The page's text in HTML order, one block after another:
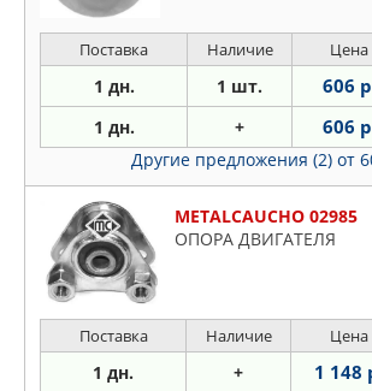
Поставка Наличие Цена
1 дн. 1 шт. 606
1 дн. + 606
Другие предложения (2) от
METALCAUCHO 02985
ОПОРА ДВИГАТЕЛЯ
Поставка Наличие Цена
1 дн. + 1 148